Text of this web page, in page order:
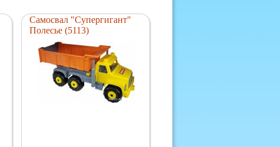
Самосвал "Супергигант"
Полесье (5113)